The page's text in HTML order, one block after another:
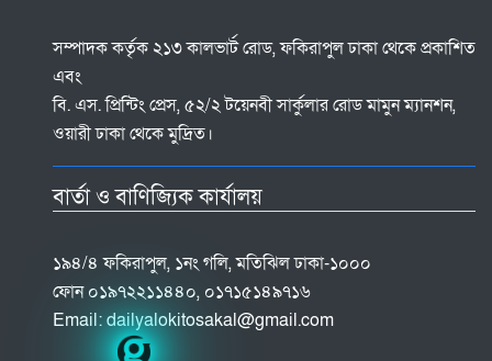
সম্পাদক কর্তৃক ২১৩ কালভার্ট রোড, ফকিরাপুল ঢাকা থেকে প্রকাশিত
এবং
বি. এস. প্রিন্টিং প্রেস, ৫২/২ টয়েনবী সার্কুলার রোড মামুন ম্যানশন,
ওয়ারী ঢাকা থেকে মুদ্রিত।
বার্তা ও বাণিজ্যিক কার্যালয়
১৯৪/৪ ফকিরাপুল, ১নং গলি, মতিঝিল ঢাকা-১০০০
ফোন ০১৯৭২২১১৪৪০, ০১৭১৫১৪৯৭১৬
Email:dailyalokitosakal@gmail.com